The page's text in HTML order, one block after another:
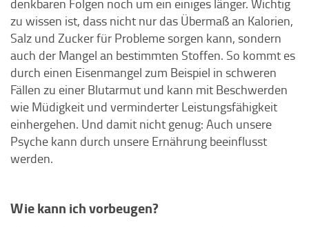
denkbaren Folgen noch um ein einiges länger. Wichtig
zu wissen ist, dass nicht nur das Übermaß an Kalorien,
Salz und Zucker für Probleme sorgen kann, sondern
auch der Mangel an bestimmten Stoffen. So kommt es
durch einen Eisenmangel zum Beispiel in schweren
Fällen zu einer Blutarmut und kann mit Beschwerden
wie Müdigkeit und verminderter Leistungsfähigkeit
einhergehen. Und damit nicht genug: Auch unsere
Psyche kann durch unsere Ernährung beeinflusst
werden.
Wie kann ich vorbeugen?